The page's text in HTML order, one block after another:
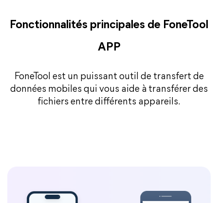
Fonctionnalités principales de FoneTool
APP
FoneTool est un puissant outil de transfert de
données mobiles qui vous aide à transférer des
fichiers entre différents appareils.